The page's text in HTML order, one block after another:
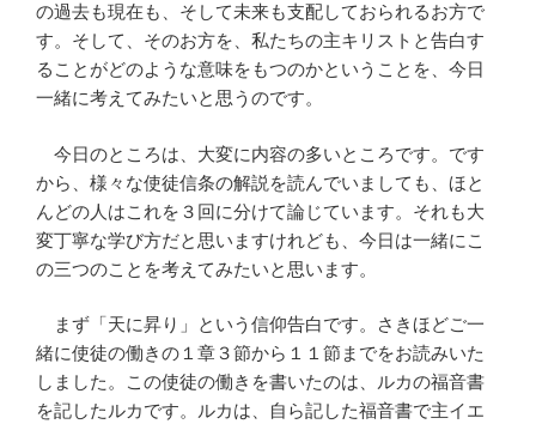
の過去も現在も、そして未来も支配しておられるお方で
す。そして、そのお方を、私たちの主キリストと告白す
ることがどのような意味をもつのかということを、今日
一緒に考えてみたいと思うのです。
今日のところは、大変に内容の多いところです。です
から、様々な使徒信条の解説を読んでいましても、ほと
んどの人はこれを３回に分けて論じています。それも大
変丁寧な学び方だと思いますけれども、今日は一緒にこ
の三つのことを考えてみたいと思います。
まず「天に昇り」という信仰告白です。さきほどご一
緒に使徒の働きの１章３節から１１節までをお読みいた
しました。この使徒の働きを書いたのは、ルカの福音書
を記したルカです。ルカは、自ら記した福音書で主イエ